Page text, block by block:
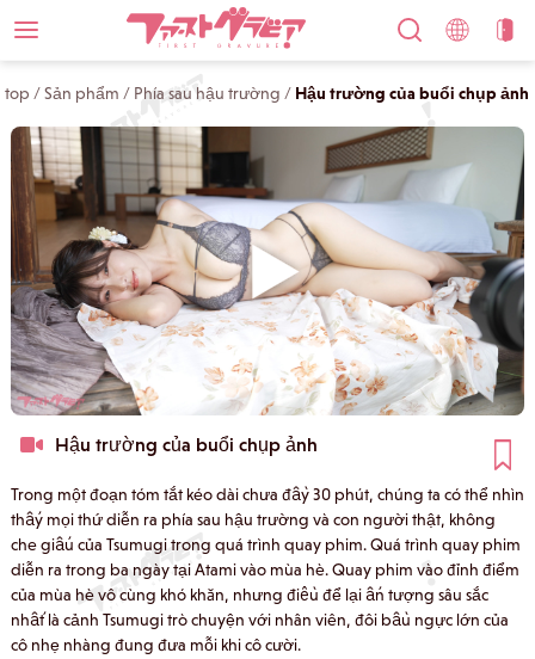
top /Sản phẩm / Phía sau hậu trường / Hậu trường của buổi chụp ảnh
Hậu trường của buổi chụp ảnh
Trong một đoạn tóm tắt kéo dài chưa đầy 30 phút, chúng ta có thể nhìn
thấy mọi thứ diễn ra phía sau hậu trường và con người thật, không
che giấu của Tsumugi trong quá trình quay phim. Quá trình quay phim
diễn ra trong ba ngày tại Atami vào mùa hè. Quay phim vào đỉnh điểm
của mùa hè vô cùng khó khăn, nhưng điều để lại ấn tượng sâu sắc
nhất là cảnh Tsumugi trò chuyện với nhân viên, đôi bầu ngực lớn của
cô nhẹ nhàng đung đưa mỗi khi cô cười.